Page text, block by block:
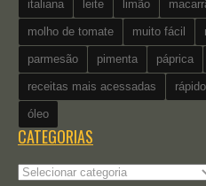
italiana leite limão
molho de tomate muito fácil
parmesão pimenta páprica
receitas mais acessadas rápido
óleo
CATEGORIAS
Categorias